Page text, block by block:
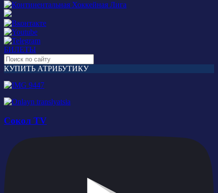
БИЛЕТЫ
КУПИТЬ АТРИБУТИКУ
Сокол TV